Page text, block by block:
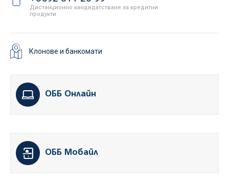
Дистанционно кандидатстване за кредитни
продукти
Клонове и банкомати
ОББ Онлайн
ОББ Мобайл